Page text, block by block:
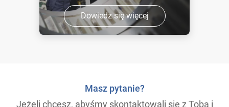
Dowiedz się więcej
Masz pytanie?
Jeżeli chcesz, abyśmy skontaktowali się z Tobą i